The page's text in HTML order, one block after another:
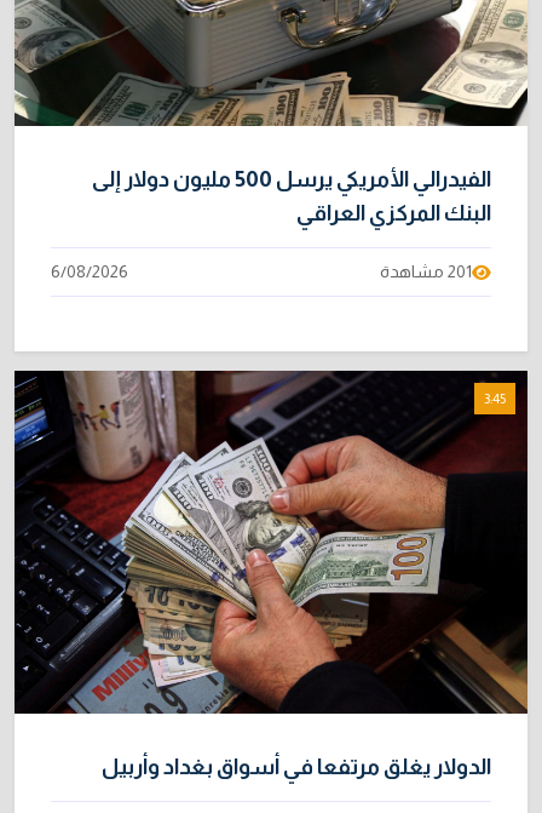
الفيدرالي الأمريكي يرسل 500 مليون دولار إلى
البنك المركزي العراقي
201 مشاهدة 6/08/2026
3:45
الدولار يغلق مرتفعا في أسواق بغداد وأربيل